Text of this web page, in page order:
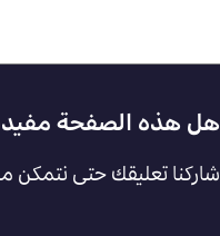
Footer
Feedback
[AR]
هل هذه الصفحة
شاركنا تعليقك حتى